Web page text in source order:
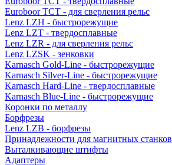
Euroboor TCT - для сверления рельс
Lenz LZH - быстрорежущие
Lenz LZT - твердосплавные
Lenz LZR - для сверления рельс
Lenz LZSK - зенковки
Karnasch Gold-Line - быстрорежущие
Karnasch Silver-Line - быстрорежущие
Karnasch Hard-Line - твердосплавные
Karnasch Blue-Line - быстрорежущие
Коронки по металлу
Борфрезы
Lenz LZB - борфрезы
Принадлежности для магнитных станков
Выталкивающие штифты
Адаптеры